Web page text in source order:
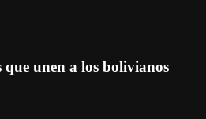
que unen a los bolivianos